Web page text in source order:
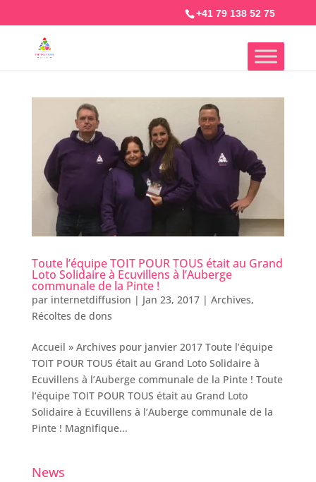
+41 79 138 52 75
Toute l’équipe TOIT POUR TOUS était au Grand
Loto Solidaire à Ecuvillens à l’Auberge
communale de la Pinte !
par internetdiffusion | Jan 23, 2017| Archives,
Récoltes de dons
Accueil » Archives pour janvier 2017 Toute l’équipe
TOIT POUR TOUS était au Grand Loto Solidaire à
Ecuvillens à l’Auberge communale de la Pinte ! Toute
l’équipe TOIT POUR TOUS était au Grand Loto
Solidaire à Ecuvillens à l’Auberge communale de la
Pinte ! Magnifique...
News